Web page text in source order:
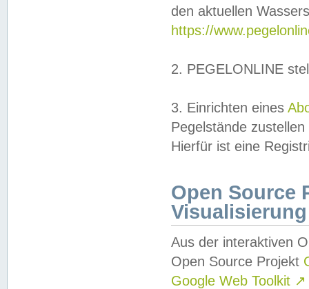
den aktuellen
https://
2. PEGELONLINE
3. Einrichten eines
Pegelstände
Hierfür ist eine
Open Source
Visualisierung
Aus der interaktiven
Open Source Projekt
Google Web Toolkit ↗